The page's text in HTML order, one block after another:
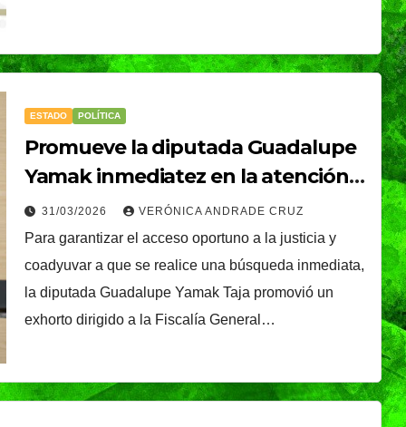
ESTADO POLÍTICA
Promueve la diputada Guadalupe
Yamak inmediatez en la atención
de denuncias por desaparición
31/03/2026 VERÓNICA ANDRADE CRUZ
Para garantizar el acceso oportuno a la justicia y
coadyuvar a que se realice una búsqueda inmediata,
la diputada Guadalupe Yamak Taja promovió un
exhorto dirigido a la Fiscalía General…
en
Sheinbaum celebra
salida de Betssy
Chávez a México y
destaca nuevo
acercamiento con
Perú
07/08/2026 VERÓNICA ANDRADE
CRUZ